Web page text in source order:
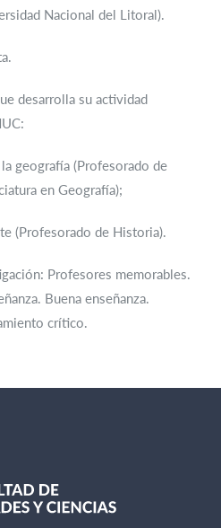
Nacional del Litoral).
desarrolla su actividad
geografía (Profesorado de
en Geografía);
(Profesorado de Historia).
Profesores memorables.
Buena enseñanza.
crítico.